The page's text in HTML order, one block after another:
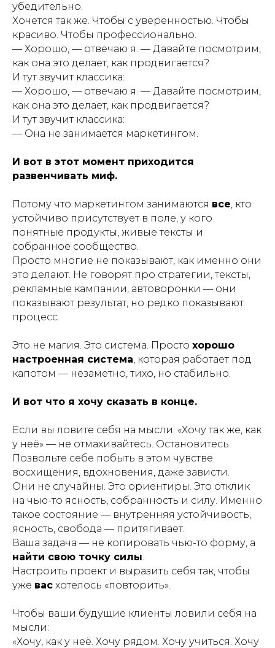
убедительно.
Хочется так же. Чтобы с уверенностью. Чтобы
красиво. Чтобы профессионально.
— Хорошо, — отвечаю я. — Давайте посмотрим,
как она это делает, как продвигается?
И тут звучит классика:
— Хорошо, — отвечаю я. — Давайте посмотрим,
как она это делает, как продвигается?
И тут звучит классика:
— Она не занимается маркетингом.
И вот в этот момент приходится
развенчивать миф.
Потому что маркетингом занимаются все, кто
устойчиво присутствует в поле, у кого
понятные продукты, живые тексты и
собранное сообщество.
Просто многие не показывают, как именно они
это делают. Не говорят про стратегии, тексты,
рекламные кампании, автоворонки — они
показывают результат, но редко показывают
процесс.
Это не магия. Это система. Просто хорошо
настроенная система, которая работает под
капотом — незаметно, тихо, но стабильно.
И вот что я хочу сказать в конце.
Если вы ловите себя на мысли: «Хочу так же, как
у неё» — не отмахивайтесь. Остановитесь.
Позвольте себе побыть в этом чувстве
восхищения, вдохновения, даже зависти.
Они не случайны. Это ориентиры. Это отклик
на чью-то ясность, собранность и силу. Именно
такое состояние — внутренняя устойчивость,
ясность, свобода — притягивает.
Ваша задача — не копировать чью-то форму, а
найти свою точку силы.
Настроить проект и выразить себя так, чтобы
уже вас хотелось «повторить».
Чтобы ваши будущие клиенты ловили себя на
мысли:
«Хочу, как у неё. Хочу рядом. Хочу учиться. Хочу